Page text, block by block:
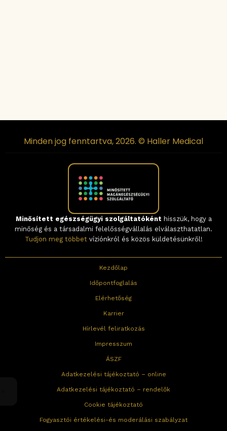
Minden jog fenntartva, 2026. © Haller Medical
Minősített egészségügyi szolgáltatóként hisszük, hogy a
minőség és a társadalmi felelősségvállalás elválaszthatatlan.
Tudjon meg többetvíziónkról és közös küldetésünkről!
Kezdőlap
Időpontfoglalás
Elérhetőség
Karrier
Hírlevél feliratkozás
Impresszum
ÁSZF
Adatkezelési tájékoztató – online
Adatkezelési tájékoztató – rendelők
Cookie tájékoztató
Fogyasztói értékelési-és moderálási szabályzat